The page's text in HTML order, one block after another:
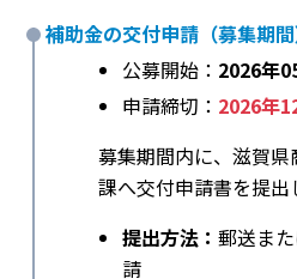
補助金の交付申請（募集期間
公募開始： 2026年
申請締切： 2026年
募集期間内に、滋賀
課へ交付申請書を提出
提出方法： 郵送ま
請